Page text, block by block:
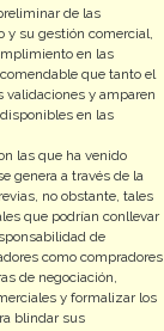
en las
que tanto el
y amparen
en las
ha venido
través de la
tales
conllevar
de
compradores
y formalizar los
sus
de las
es diligenciada